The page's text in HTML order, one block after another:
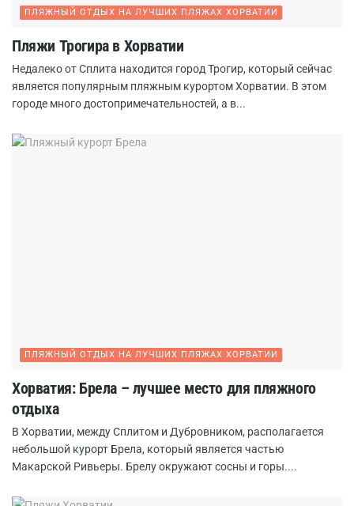
ПЛЯЖНЫЙ ОТДЫХ НА ЛУЧШИХ ПЛЯЖАХ ХОРВАТИИ
Пляжи Трогира в Хорватии
Недалеко от Сплита находится город Трогир, который сейчас
является популярным пляжным курортом Хорватии. В этом
городе много достопримечательностей, а в...
ПЛЯЖНЫЙ ОТДЫХ НА ЛУЧШИХ ПЛЯЖАХ ХОРВАТИИ
Хорватия: Брела – лучшее место для пляжного
отдыха
В Хорватии, между Сплитом и Дубровником, располагается
небольшой курорт Брела, который является частью
Макарской Ривьеры. Брелу окружают сосны и горы....